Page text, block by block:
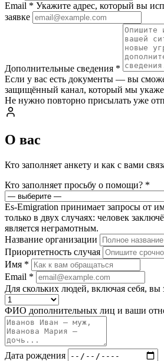
Email * Укажите адрес, который вы
заявке
Дополнительные сведения *
Если у вас есть документы — вы
защищённый канал, который мы
Не нужно повторно присылать уже
О вас
Кто заполняет анкету и как с вами
Кто заполняет просьбу о помощи? *
Es-Emigration принимает запросы от
только в двух случаях: человек
является неграмотным.
Название организации
Приоритетность случая
Имя *
Email *
Для скольких людей, включая себя,
ФИО дополнительных лиц и ваши
Дата рождения